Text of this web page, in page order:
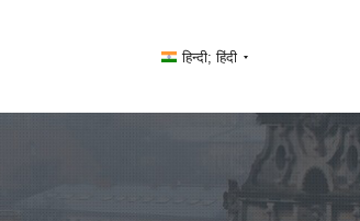
हिन्दी; हिंदी